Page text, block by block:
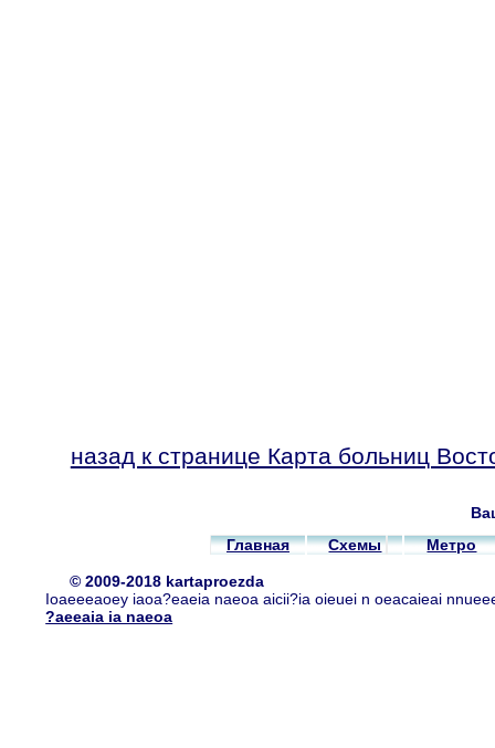
назад к странице Карта больниц
Главная
Схемы Метро
© 2009-2018 kartaproezda
Ioaeeeaoey iaoa?eaeia naeoa aicii?ia oieuei n oeacaieai
?aeeaia ia naeoa